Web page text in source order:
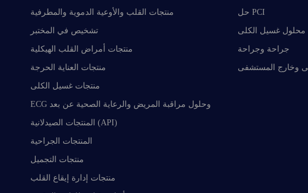
منتجات القلب والأوعية الدموية والمطرفية
تشخيص في المختبر
منتجات أمراض القلب الهيكلية
منتجات العناية الحرجة
منتجات غسيل الكلى
ECG وحلول مراقبة المريض والرعاية الصحية عن بعد
المنتجات الصيدلانية (API)
المنتجات الجراحية
منتجات التجميل
منتجات إدارة إيقاع القلب
حل PCI
محلول غسيل الكلى
جراحة وجراحة
وخارج المستشفى